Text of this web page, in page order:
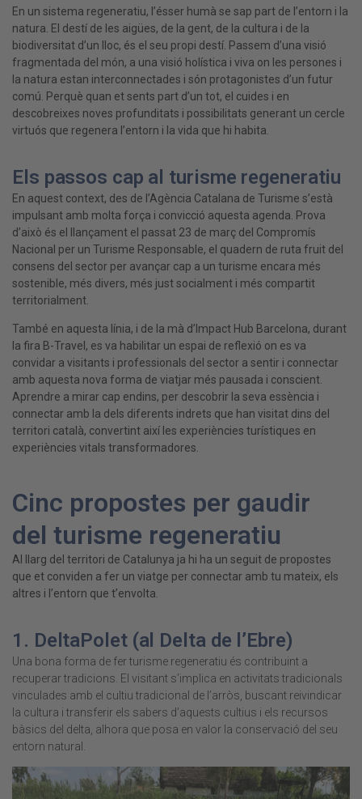
En un sistema regeneratiu, l’ésser humà se sap part de l’entorn i la
natura. El destí de les aigües, de la gent, de la cultura i de la
biodiversitat d’un lloc, és el seu propi destí. Passem d’una visió
fragmentada del món, a una visió holística i viva on les persones i
la natura estan interconnectades i són protagonistes d’un futur
comú. Perquè quan et sents part d’un tot, el cuides i en
descobreixes noves profunditats i possibilitats generant un cercle
virtuós que regenera l’entorn i la vida que hi habita.
Els passos cap al turisme regeneratiu
En aquest context, des de l’Agència Catalana de Turisme s’està
impulsant amb molta força i convicció aquesta agenda. Prova
d’això és el llançament el passat 23 de març del Compromís
Nacional per un Turisme Responsable, el quadern de ruta fruit del
consens del sector per avançar cap a un turisme encara més
sostenible, més divers, més just socialment i més compartit
territorialment.
També en aquesta línia, i de la mà d’Impact Hub Barcelona, durant
la fira B-Travel, es va habilitar un espai de reflexió on es va
convidar a visitants i professionals del sector a sentir i connectar
amb aquesta nova forma de viatjar més pausada i conscient.
Aprendre a mirar cap endins, per descobrir la seva essència i
connectar amb la dels diferents indrets que han visitat dins del
territori català, convertint així les experiències turístiques en
experiències vitals transformadores.
Cinc propostes per gaudir
del turisme regeneratiu
Al llarg del territori de Catalunya ja hi ha un seguit de propostes
que et conviden a fer un viatge per connectar amb tu mateix, els
altres i l’entorn que t’envolta.
1. DeltaPolet (al Delta de l’Ebre)
Una bona forma de fer turisme regeneratiu és contribuint a
recuperar tradicions. El visitant s’implica en activitats tradicionals
vinculades amb el cultiu tradicional de l’arròs, buscant reivindicar
la cultura i transferir els sabers d’aquests cultius i els recursos
bàsics del delta , alhora que posa en valor la conservació del seu
entorn natural.